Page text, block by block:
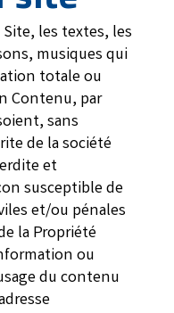
les textes, les
musiques qui
totale ou
Contenu, par
sans
de la société
et
susceptible de
et/ou pénales
la Propriété
ou
du contenu